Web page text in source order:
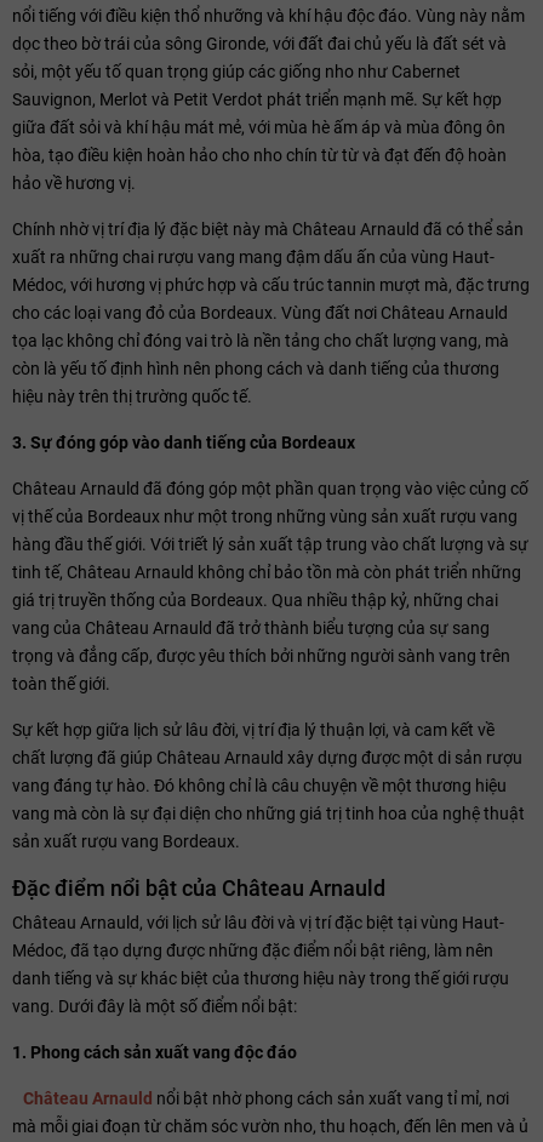
nổi tiếng với điều kiện thổ nhưỡng và khí hậu độc đáo. Vùng này nằm
dọc theo bờ trái của sông Gironde, với đất đai chủ yếu là đất sét và
sỏi, một yếu tố quan trọng giúp các giống nho như Cabernet
Sauvignon, Merlot và Petit Verdot phát triển mạnh mẽ. Sự kết hợp
giữa đất sỏi và khí hậu mát mẻ, với mùa hè ấm áp và mùa đông ôn
hòa, tạo điều kiện hoàn hảo cho nho chín từ từ và đạt đến độ hoàn
hảo về hương vị.
Chính nhờ vị trí địa lý đặc biệt này mà Château Arnauld đã có thể sản
xuất ra những chai rượu vang mang đậm dấu ấn của vùng Haut-
Médoc, với hương vị phức hợp và cấu trúc tannin mượt mà, đặc trưng
cho các loại vang đỏ của Bordeaux. Vùng đất nơi Château Arnauld
tọa lạc không chỉ đóng vai trò là nền tảng cho chất lượng vang, mà
còn là yếu tố định hình nên phong cách và danh tiếng của thương
hiệu này trên thị trường quốc tế.
3. Sự đóng góp vào danh tiếng của Bordeaux
Château Arnauld đã đóng góp một phần quan trọng vào việc củng cố
vị thế của Bordeaux như một trong những vùng sản xuất rượu vang
hàng đầu thế giới. Với triết lý sản xuất tập trung vào chất lượng và sự
tinh tế, Château Arnauld không chỉ bảo tồn mà còn phát triển những
giá trị truyền thống của Bordeaux. Qua nhiều thập kỷ, những chai
vang của Château Arnauld đã trở thành biểu tượng của sự sang
trọng và đẳng cấp, được yêu thích bởi những người sành vang trên
toàn thế giới.
Sự kết hợp giữa lịch sử lâu đời, vị trí địa lý thuận lợi, và cam kết về
chất lượng đã giúp Château Arnauld xây dựng được một di sản rượu
vang đáng tự hào. Đó không chỉ là câu chuyện về một thương hiệu
vang mà còn là sự đại diện cho những giá trị tinh hoa của nghệ thuật
sản xuất rượu vang Bordeaux.
Đặc điểm nổi bật của Château Arnauld
Château Arnauld, với lịch sử lâu đời và vị trí đặc biệt tại vùng Haut-
Médoc, đã tạo dựng được những đặc điểm nổi bật riêng, làm nên
danh tiếng và sự khác biệt của thương hiệu này trong thế giới rượu
vang. Dưới đây là một số điểm nổi bật:
1. Phong cách sản xuất vang độc đáo
Château Arnauld nổi bật nhờ phong cách sản xuất vang tỉ mỉ, nơi
mà mỗi giai đoạn từ chăm sóc vườn nho, thu hoạch, đến lên men và ủ